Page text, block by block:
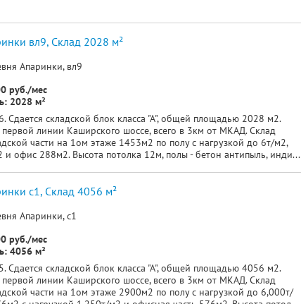
вл9, Склад 2028 м²
Апаринки, вл9
руб./мес
2028 м²
Сдается складской блок класса "А", общей площадью 2028 м2.
линии Каширского шоссе, всего в 3км от МКАД. Склад
части на 1ом этаже 1453м2 по полу с нагрузкой до 6т/м2,
офис 288м2. Высота потолка 12м, полы - бетон антипыль, инди...
с1, Склад 4056 м²
Апаринки, с1
руб./мес
4056 м²
Сдается складской блок класса "А", общей площадью 4056 м2.
линии Каширского шоссе, всего в 3км от МКАД. Склад
части на 1ом этаже 2900м2 по полу с нагрузкой до 6,000т/